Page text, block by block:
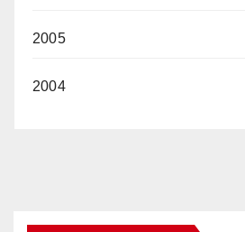
2005
2004